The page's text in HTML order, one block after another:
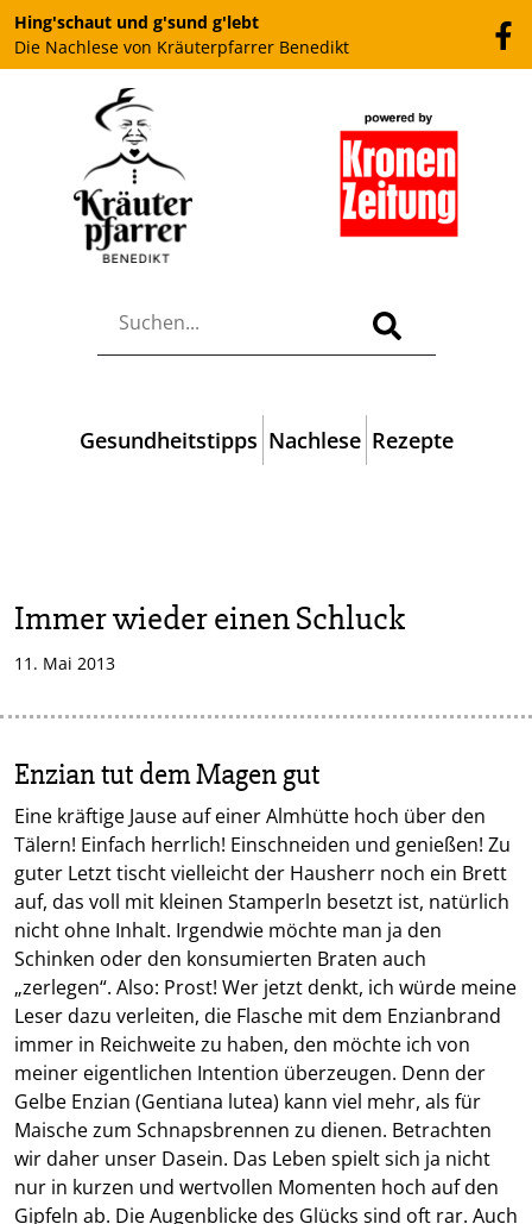
Hing'schaut und g'sund g'lebt
Die Nachlese von Kräuterpfarrer Benedikt
Gesundheitstipps Nachlese Rezepte
Immer wieder einen Schluck
11. Mai 2013
Enzian tut dem Magen gut
Eine kräftige Jause auf einer Almhütte hoch über den
Tälern! Einfach herrlich! Einschneiden und genießen! Zu
guter Letzt tischt vielleicht der Hausherr noch ein Brett
auf, das voll mit kleinen Stamperln besetzt ist, natürlich
nicht ohne Inhalt. Irgendwie möchte man ja den
Schinken oder den konsumierten Braten auch
„zerlegen“. Also: Prost! Wer jetzt denkt, ich würde meine
Leser dazu verleiten, die Flasche mit dem Enzianbrand
immer in Reichweite zu haben, den möchte ich von
meiner eigentlichen Intention überzeugen. Denn der
Gelbe Enzian (Gentiana lutea) kann viel mehr, als für
Maische zum Schnapsbrennen zu dienen. Betrachten
wir daher unser Dasein. Das Leben spielt sich ja nicht
nur in kurzen und wertvollen Momenten hoch auf den
Gipfeln ab. Die Augenblicke des Glücks sind oft rar. Auch